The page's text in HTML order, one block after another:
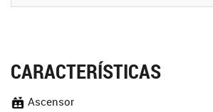
CARACTERÍSTICAS
Ascensor